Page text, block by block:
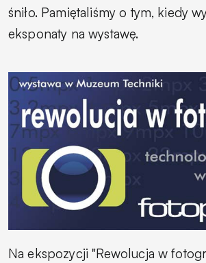
śniło. Pamiętaliśmy o tym, kiedy
eksponaty na wystawę.
Na ekspozycji "Rewolucja w